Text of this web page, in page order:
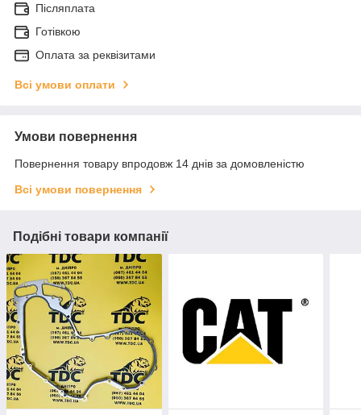
Післяплата
Готівкою
Оплата за реквізитами
Всі умови оплати
Умови повернення
Повернення товару впродовж 14 днів за домовленістю
Всі умови повернення
Подібні товари компанії